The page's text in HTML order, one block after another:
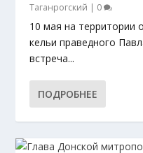
Таганрогский | 0
10 мая на территории
кельи праведного
встреча...
ПОДРОБНЕЕ